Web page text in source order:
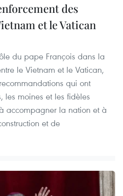
des
et le Vatican
du pape François dans la
le Vietnam et le Vatican,
qui ont
les moines et les fidèles
accompagner la nation et à
et de